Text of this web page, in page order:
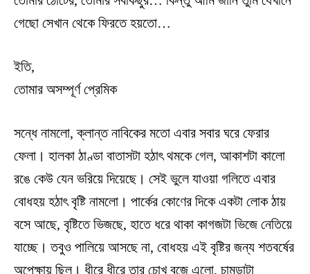
গেছো সেখান থেকে ফিরতে হয়তো…
ইতি,
তোমার অসম্পূর্ণ প্রেমিক
সন্ধে নামলো, ক্লান্ত নাবিকের মতো এবার সবার ঘরে ফেরার
ফেলা। হালকা ঠাণ্ডা বাতাসটা হঠাৎ থমকে গেল, আকাশটা কালো
রঙে কেউ যেন ভরিয়ে দিয়েছে। সেই ভুলে যাওয়া গলিতে এবার
বোধহয় হঠাৎ বৃষ্টি নামলো। পার্কের কোণের দিকে একটা লোক ঠায়
বসে আছে, বৃষ্টিতে ভিজছে, হাতে ধরে থাকা কাগজটা ভিজে নেতিয়ে
যাচ্ছে। তবুও পালিয়ে আসছে না, বোধহয় এই বৃষ্টির জন্য শতবর্ষের
অপেক্ষায় ছিল। ধীরে ধীরে তার চোখ বুজে এলো, চামড়াটা